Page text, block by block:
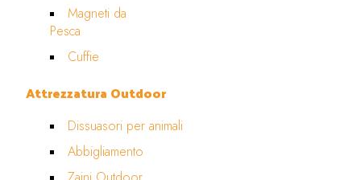
Magneti da
Pesca
Cuffie
Attrezzatura Outdoor
Dissuasori per animali
Abbigliamento